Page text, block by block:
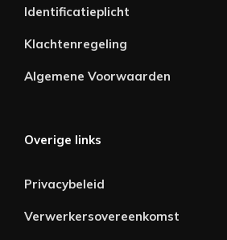
Identificatieplicht
Klachtenregeling
Algemene Voorwaarden
Overige links
Privacybeleid
Verwerkersovereenkomst